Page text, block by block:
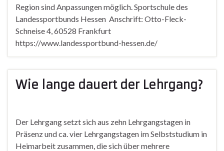
Region sind Anpassungen möglich. Sportschule des
Landessportbunds Hessen Anschrift: Otto-Fleck-
Schneise 4, 60528 Frankfurt
https://www.landessportbund-hessen.de/
Wie lange dauert der Lehrgang?
Der Lehrgang setzt sich aus zehn Lehrgangstagen in
Präsenz und ca. vier Lehrgangstagen im Selbststudium in
Heimarbeit zusammen, die sich über mehrere